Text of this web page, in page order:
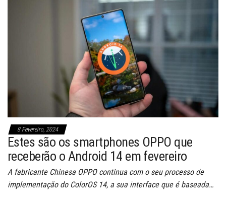
8 Fevereiro, 2024
Estes são os smartphones OPPO que
receberão o Android 14 em fevereiro
A fabricante Chinesa OPPO continua com o seu processo de
implementação do ColorOS 14, a sua interface que é baseada…